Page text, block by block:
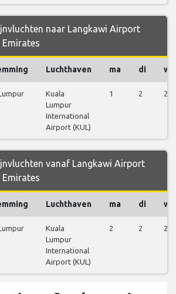
naar Langkawi Airport
Luchthaven ma di wo
Kuala
Lumpur
International
Airport (KUL)
1 2 2
vanaf Langkawi Airport
Luchthaven ma di wo
Kuala
Lumpur
International
Airport (KUL)
2 2 2